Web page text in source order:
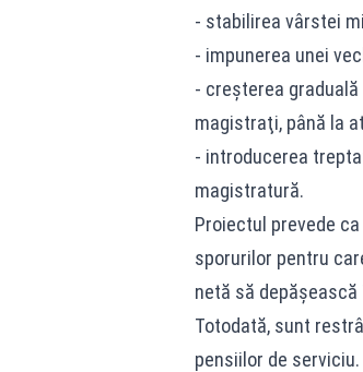
- stabilirea vârstei
- impunerea unei
- creşterea
magistraţi, până la
- introducerea
magistratură.
Proiectul prevede
sporurilor pentru
netă să
Totodată, sunt
pensiilor de